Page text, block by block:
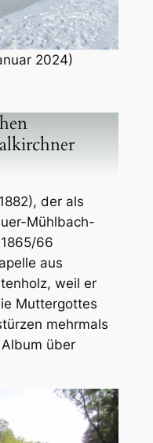
2024)
der als
Mühlbach-
66
aus
weil er
Muttergottes
mehrmals
über